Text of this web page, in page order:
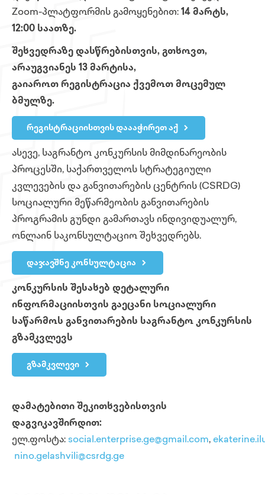
Zoom-პლატფორმის გამოყენებით: 14 მარტს,
12:00 საათზე.
შეხვედრაზე დასწრებისთვის, გთხოვთ,
არაუგვიანეს 13 მარტისა,
გაიაროთ რეგისტრაცია ქვემოთ მოცემულ
ბმულზე.
რეგისტრაციისთვის დაააჭირეთ აქ
ასევე, საგრანტო კონკურსის მიმდინარეობის
პროცესში, საქართველოს სტრატეგიული
კვლევების და განვითარების ცენტრის (CSRDG)
სოციალური მეწარმეობის განვითარების
პროგრამის გუნდი გამართავს ინდივიდუალურ,
ონლაინ საკონსულტაციო შეხვედრებს.
დაჯავშნე კონსულტაცია
კონკურსის შესახებ დეტალური
ინფორმაციისთვის გაეცანი სოციალური
საწარმოს განვითარების საგრანტო კონკურსის
გზამკვლევს
გზამკვლევი
დამატებითი შეკითხვებისთვის
დაგვიკავშირდით:
ელ.ფოსტა: social.enterprise.ge@gmail.com,
nino.gelashvili@csrdg.ge